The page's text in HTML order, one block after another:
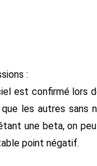
:
est confirmé lors
les autres sans
une beta, on
point négatif.